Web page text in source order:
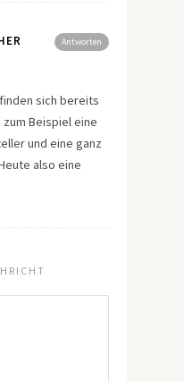
Antworten
sich bereits
zum Beispiel eine
und eine ganz
also eine